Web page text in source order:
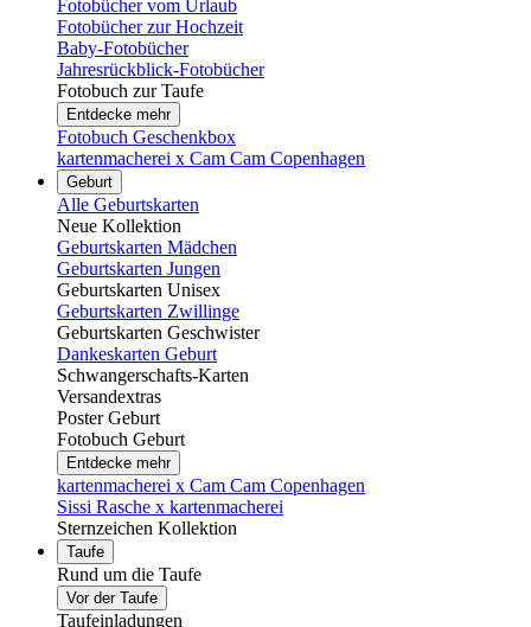
Fotobücher vom Urlaub
Fotobücher zur Hochzeit
Baby-Fotobücher
Jahresrückblick-Fotobücher
Fotobuch zur Taufe
Entdecke mehr
Fotobuch Geschenkbox
kartenmacherei x Cam Cam Copenhagen
Geburt
Alle Geburtskarten
Neue Kollektion
Geburtskarten Mädchen
Geburtskarten Jungen
Geburtskarten Unisex
Geburtskarten Zwillinge
Geburtskarten Geschwister
Dankeskarten Geburt
Schwangerschafts-Karten
Versandextras
Poster Geburt
Fotobuch Geburt
Entdecke mehr
kartenmacherei x Cam Cam Copenhagen
Sissi Rasche x kartenmacherei
Sternzeichen Kollektion
Taufe
Rund um die Taufe
Vor der Taufe
Taufeinladungen